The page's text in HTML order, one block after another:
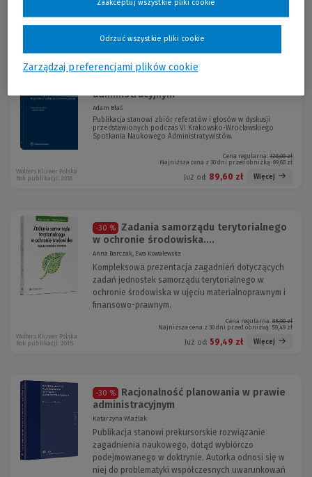
Najniższa cena z 30 dni przed obniżką:99,00 zł
Wolters Kluwer Polska
KAM-3004 W01P01
administracyjnym
Adam Błaś
Publikacja stanowi zbiór referatów i głosów w dyskusji
przedstawionych podczas VI Krakowsko-Wrocławskiego
Spotkania Naukowego Administratywistów.
Cena regularna: 128,00 zł
Najniższa cena z 30 dni przed obniżką: 89,60 zł
Już od: 89,60 zł Więcej
Wolters Kluwer Polska
Rok publikacji: 2016
-30 %
Zadania samorządu terytorialnego
w ochronie środowiska....
Anna Barczak, Ewa Kowalewska
Kompleksowa prezentacja zagadnień dotyczących
zadań jednostek samorządu terytorialnego w
ochronie środowiska w ujęciu materialnoprawnym i
finansowo-prawnym.
Cena regularna: 85,00 zł
Najniższa cena z 30 dni przed obniżką: 59,49 zł
Już od: 59,49 zł Więcej
Wolters Kluwer Polska
Rok publikacji: 2015
-30 %
Racjonalność planowania w prawie
administracyjnym
Katarzyna Wlaźlak
Publikacja stanowi prekursorskie rozwiązanie
zagadnienia naukowego, dotąd wybiórczo
podejmowanego w doktrynie. Autorka odnosi się w
niej do problematyki współczesnych uwarunkowań
Zarządzaj preferencjami plików cookie
Odrzuć wszystkie pliki cookie
Zaakceptuj wszystkie pliki cookie